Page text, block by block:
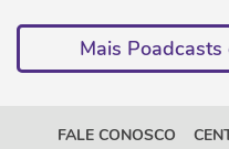
Mais
FALE CONOSCO